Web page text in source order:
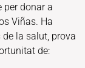
per donar a
Viñas. Ha
la salut, prova
de: